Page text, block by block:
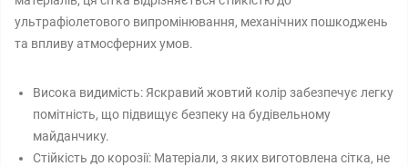
ультрафіолетового випромінювання, механічних пошкоджень
та впливу атмосферних умов.
Висока видимість: Яскравий жовтий колір забезпечує легку
помітність, що підвищує безпеку на будівельному
майданчику.
Стійкість до корозії: Матеріали, з яких виготовлена сітка, не